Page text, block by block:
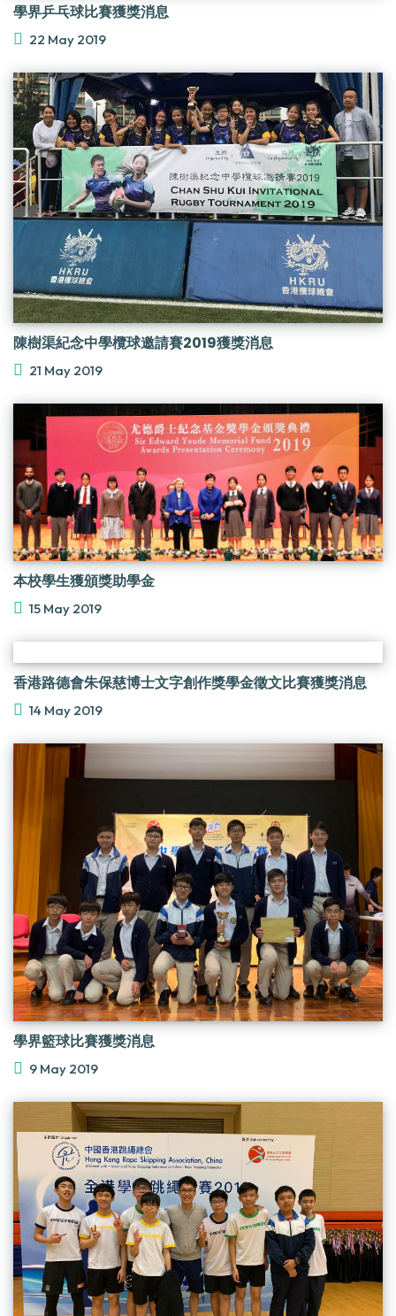
學界乒乓球比賽獲獎消息
22 May 2019
陳樹渠紀念中學欖球邀請賽2019獲獎消息
21 May 2019
本校學生獲頒獎助學金
15 May 2019
香港路德會朱保慈博士文字創作獎學金徵文比賽獲獎消息
14 May 2019
學界籃球比賽獲獎消息
9 May 2019